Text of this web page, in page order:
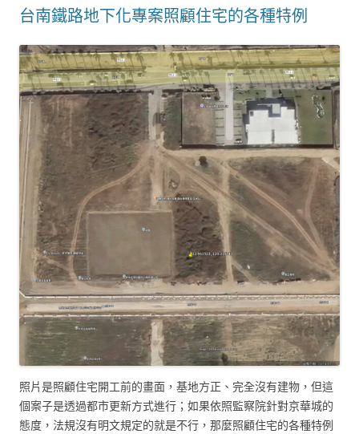
台南鐵路地下化專案照顧住宅的各種特例
照片是照顧住宅開工前的畫面，基地方正、完全沒有建物，但這
個案子是透過都市更新方式進行；如果依照監察院針對京華城的
態度，法規沒有明文規定的就是不行，那麼照顧住宅的各種特例